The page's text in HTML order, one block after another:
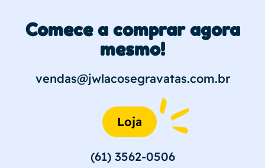
Comece a comprar agora
mesmo!
vendas@jwlacosegravatas.com.br
Loja
(61) 3562-0506